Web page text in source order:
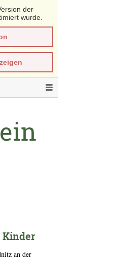
der
wurde.
Kinder
an der